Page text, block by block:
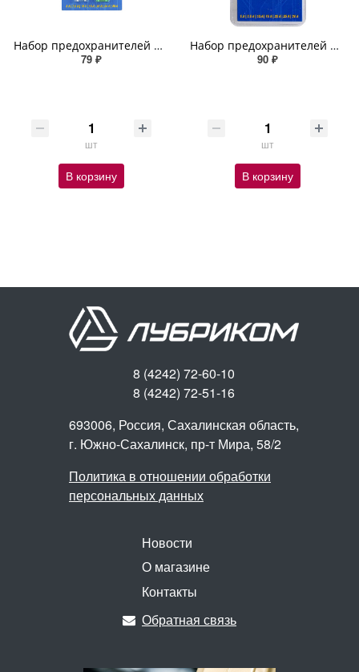
Набор предохранителей флажковых № 8 с экстрактором (5, 7.5, 10, 15, 20, 25, 30 А) 10 шт
79 ₽
шт
В корзину
Набор предохранителей флажковых № 9 c экстрактором (5, 7.5, 10, 15, 20, 25, 30 А) 10 шт.
90 ₽
шт
В корзину
8 (4242) 72-60-10
8 (4242) 72-51-16
693006, Россия, Сахалинская область,
г. Южно-Сахалинск, пр-т Мира, 58/2
Политика в отношении обработки
персональных данных
Новости
О магазине
Контакты
Обратная связь